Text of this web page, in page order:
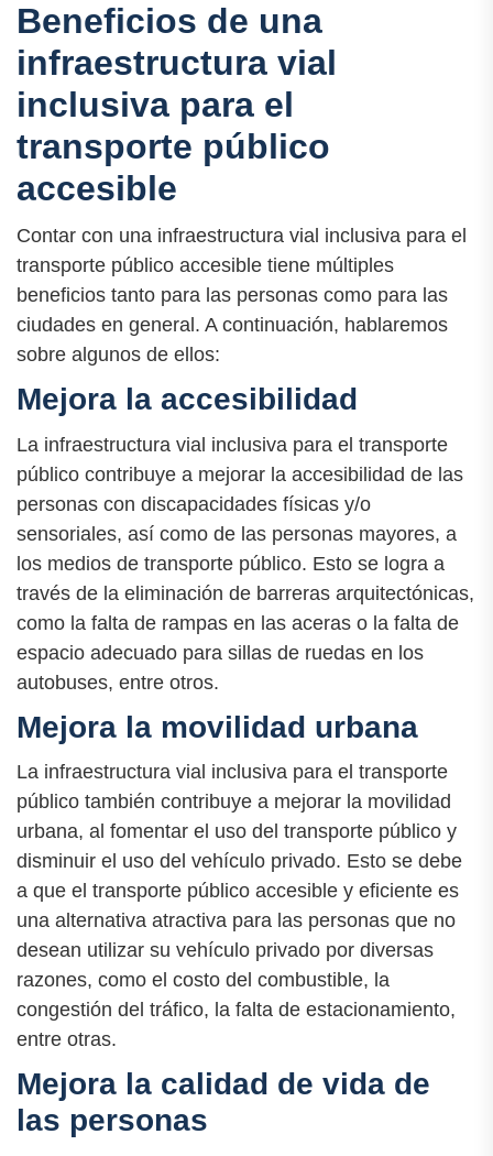
Beneficios de una
infraestructura vial
inclusiva para el
transporte público
accesible
Contar con una infraestructura vial inclusiva para el
transporte público accesible tiene múltiples
beneficios tanto para las personas como para las
ciudades en general. A continuación, hablaremos
sobre algunos de ellos:
Mejora la accesibilidad
La infraestructura vial inclusiva para el transporte
público contribuye a mejorar la accesibilidad de las
personas con discapacidades físicas y/o
sensoriales, así como de las personas mayores, a
los medios de transporte público. Esto se logra a
través de la eliminación de barreras arquitectónicas,
como la falta de rampas en las aceras o la falta de
espacio adecuado para sillas de ruedas en los
autobuses, entre otros.
Mejora la movilidad urbana
La infraestructura vial inclusiva para el transporte
público también contribuye a mejorar la movilidad
urbana, al fomentar el uso del transporte público y
disminuir el uso del vehículo privado. Esto se debe
a que el transporte público accesible y eficiente es
una alternativa atractiva para las personas que no
desean utilizar su vehículo privado por diversas
razones, como el costo del combustible, la
congestión del tráfico, la falta de estacionamiento,
entre otras.
Mejora la calidad de vida de
las personas